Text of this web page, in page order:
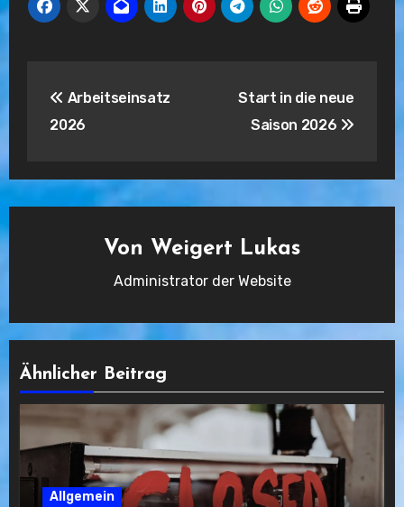
Arbeitseinsatz
2026
Start in die neue
Saison 2026
Von Weigert Lukas
Administrator der Website
Ähnlicher Beitrag
Allgemein